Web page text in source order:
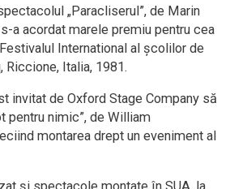
„Paracliserul”, de Marin
a acordat marele premiu pentru cea
International al şcolilor de
Riccione, Italia, 1981.
invitat de Oxford Stage Company să
pentru nimic”, de William
montarea drept un eveniment al